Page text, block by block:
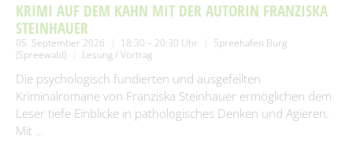
KRIMI AUF DEM KAHN MIT DER AUTORIN FRANZISKA
STEINHAUER
05. September 2026 18:30 – 20:30 Uhr
Spreehafen Burg
(Spreewald)
Lesung / Vortrag
Die psychologisch fundierten und ausgefeilten
Kriminalromane von Franziska Steinhauer ermöglichen dem
Leser tiefe Einblicke in pathologisches Denken und Agieren.
Mit …